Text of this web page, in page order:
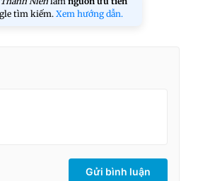
tìm kiếm. Xem hướng dẫn.
Gửi bình luận